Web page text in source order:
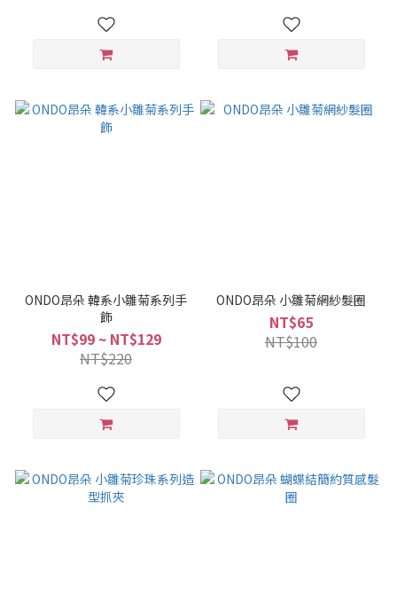
ONDO昂朵 韓系小雛菊系列手
飾
NT$99 ~ NT$129
NT$220
ONDO昂朵 小雛菊網紗髮圈
NT$65
NT$100